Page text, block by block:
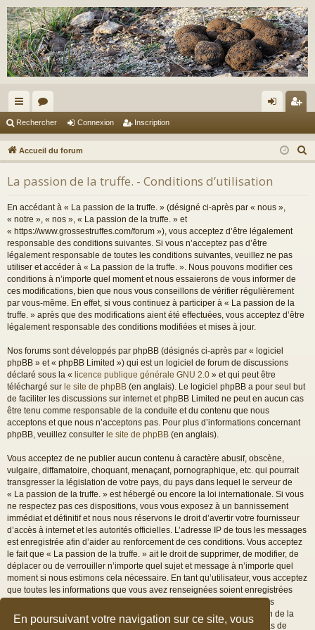
En poursuivant votre navigation sur ce site, vous
ac
co
ur
ci
s
or
u
m
s
ne
xi
on
cri
pti
Rechercher Connexion Inscription
Accueil du forum
e
La passion de la truffe. - Conditions d’utilisation
En accédant à « La passion de la truffe. » (désigné ci-après par « nous »,
« notre », « nos », « La passion de la truffe. » et
« https://www.grossestruffes.com/forum »), vous acceptez d’être légalement
responsable des conditions suivantes. Si vous n’acceptez pas d’être
légalement responsable de toutes les conditions suivantes, veuillez ne pas
utiliser et accéder à « La passion de la truffe. ». Nous pouvons modifier ces
conditions à n’importe quel moment et nous essaierons de vous informer de
ces modifications, bien que nous vous conseillons de vérifier régulièrement
par vous-même. En effet, si vous continuez à participer à « La passion de la
truffe. » après que des modifications aient été effectuées, vous acceptez d’être
légalement responsable des conditions modifiées et mises à jour.
Nos forums sont développés par phpBB (désignés ci-après par « logiciel
phpBB » et « phpBB Limited ») qui est un logiciel de forum de discussions
déclaré sous la « licence publique générale GNU 2.0 » et qui peut être
téléchargé sur le site de phpBB (en anglais). Le logiciel phpBB a pour seul but
de faciliter les discussions sur internet et phpBB Limited ne peut en aucun cas
être tenu comme responsable de la conduite et du contenu que nous
acceptons et que nous n’acceptons pas. Pour plus d’informations concernant
phpBB, veuillez consulter le site de phpBB (en anglais).
Vous acceptez de ne publier aucun contenu à caractère abusif, obscène,
vulgaire, diffamatoire, choquant, menaçant, pornographique, etc. qui pourrait
transgresser la législation de votre pays, du pays dans lequel le serveur de
« La passion de la truffe. » est hébergé ou encore la loi internationale. Si vous
ne respectez pas ces dispositions, vous vous exposez à un bannissement
immédiat et définitif et nous nous réservons le droit d’avertir votre fournisseur
d’accès à internet et les autorités officielles. L’adresse IP de tous les messages
est enregistrée afin d’aider au renforcement de ces conditions. Vous acceptez
le fait que « La passion de la truffe. » ait le droit de supprimer, de modifier, de
déplacer ou de verrouiller n’importe quel sujet et message à n’importe quel
moment si nous estimons cela nécessaire. En tant qu’utilisateur, vous acceptez
que toutes les informations que vous avez renseignées soient enregistrées
dans notre base de données. Bien que ces informations ne seront pas
diffusées à une tierce partie sans votre consentement, ni « La passion de la
truffe. », ni phpBB, ne pourront être tenus comme responsables en cas de